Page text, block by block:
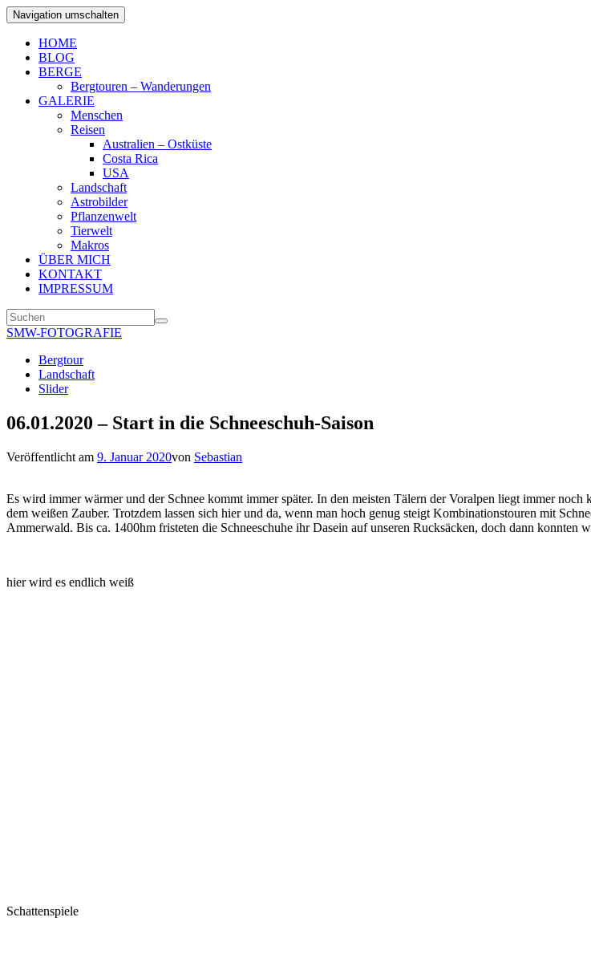
Navigation umschalten
HOME
BLOG
BERGE
Bergtouren – Wanderungen
GALERIE
Menschen
Reisen
Australien – Ostküste
Costa Rica
USA
Landschaft
Astrobilder
Pflanzenwelt
Tierwelt
Makros
ÜBER MICH
KONTAKT
IMPRESSUM
SMW-FOTOGRAFIE
Bergtour
Landschaft
Slider
06.01.2020 – Start in die Schneeschuh-Saison
Veröffentlicht am 9. Januar 2020von Sebastian
Es wird immer wärmer und der Schnee kommt immer später. In den meisten Tälern der Voralpen liegt immer
dem weißen Zauber. Trotzdem lassen sich hier und da, wenn man hoch genug steigt Kombinationstouren mit
Ammerwald. Bis ca. 1400hm fristeten die Schneeschuhe ihr Dasein auf unseren Rucksäcken, doch dann konnten
hier wird es endlich weiß
Schattenspiele